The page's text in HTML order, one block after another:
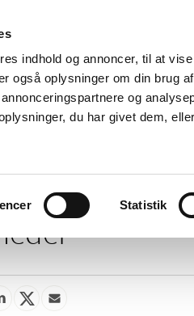
indhold og annoncer, til at
også oplysninger om din brug
og
du har givet dem,
Statistik
Nyheder
Tilskud og